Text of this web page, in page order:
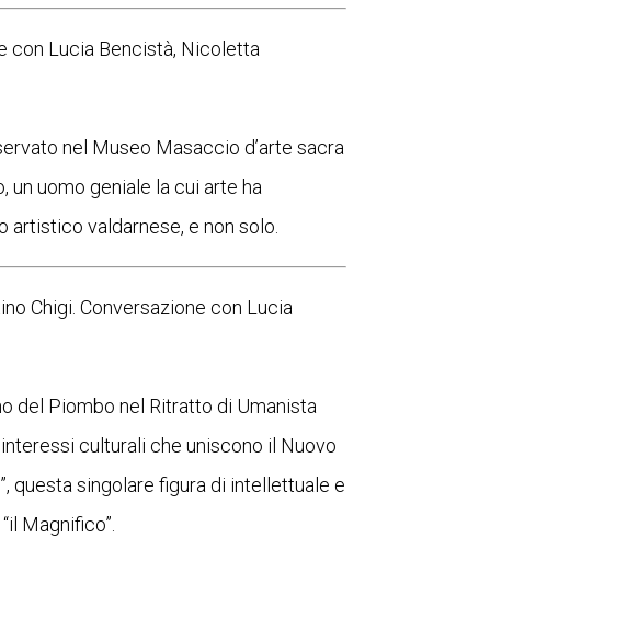
con Lucia Bencistà, Nicoletta
nel Museo Masaccio d’arte sacra
uomo geniale la cui arte ha
artistico valdarnese, e non solo.
Chigi. Conversazione con Lucia
del Piombo nel Ritratto di Umanista
culturali che uniscono il Nuovo
questa singolare figura di intellettuale e
Magnifico”.